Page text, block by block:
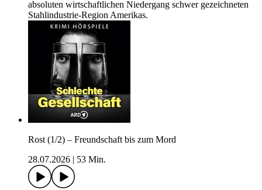
absoluten wirtschaftlichen Niedergang schwer gezeichneten
Stahlindustrie-Region Amerikas.
Rost (1/2) – Freundschaft bis zum Mord
28.07.2026
53 Min.